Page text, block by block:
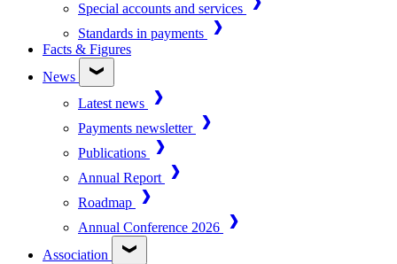
Special accounts and services
Standards in payments
Facts & Figures
News
Latest news
Payments newsletter
Publications
Annual Report
Roadmap
Annual Conference 2026
Association